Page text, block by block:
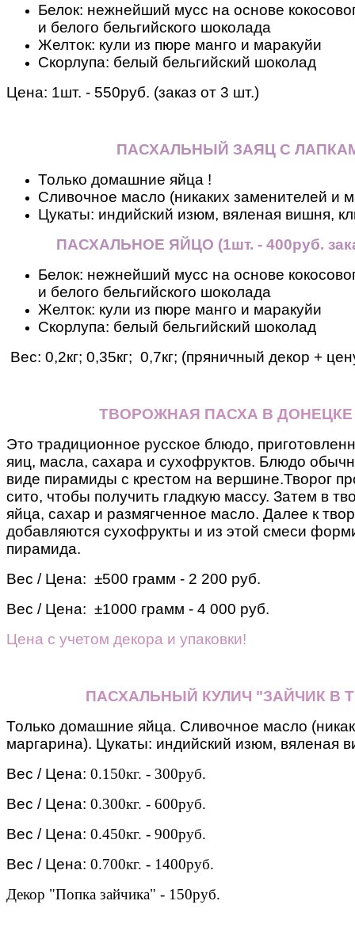
Белок: нежнейший мусс на основе
и белого бельгийского шоколада
Желток: кули из пюре манго и маракуйи
Скорлупа: белый бельгийский шоколад
Цена: 1шт. - 550руб. (заказ от 3 шт.)
ПАСХАЛЬНЫЙ ЗАЯЦ С
Только домашние яйца !
Сливочное масло (никаких заменителей и
Цукаты: индийский изюм, вяленая вишня,
ПАСХАЛЬНОЕ ЯЙЦО (1шт. - 400руб.
Белок: нежнейший мусс на основе
и белого бельгийского шоколада
Желток: кули из пюре манго и маракуйи
Скорлупа: белый бельгийский шоколад
Вес: 0,2кг; 0,35кг; 0,7кг; (пряничный декор +
ТВОРОЖНАЯ ПАСХА В ДОНЕЦКЕ
Это традиционное русское блюдо,
яиц, масла, сахара и сухофруктов. Блюдо
виде пирамиды с крестом на вершине.Творог
сито, чтобы получить гладкую массу. Затем в
яйца, сахар и размягченное масло. Далее к
добавляются сухофрукты и из этой смеси
пирамида.
Вес / Цена: ±500 грамм - 2 200 руб.
Вес / Цена: ±1000 грамм - 4 000 руб.
Цена с учетом декора и упаковки!
ПАСХАЛЬНЫЙ КУЛИЧ "ЗАЙЧИК В
Только домашние яйца. Сливочное масло
маргарина). Цукаты: индийский изюм, вяленая
Вес / Цена: 0.150кг. - 300руб.
Вес / Цена: 0.300кг. - 600руб.
Вес / Цена: 0.450кг. - 900руб.
Вес / Цена: 0.700кг. - 1400руб.
Декор "Попка зайчика" - 150руб.